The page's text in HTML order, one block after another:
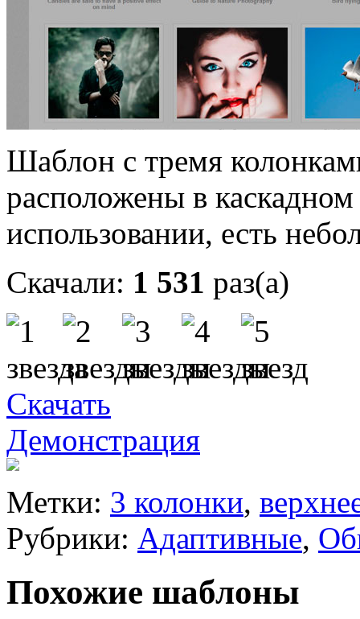
Шаблон с тремя
расположены в
использовании, есть
Скачали: 1 531 раз(а)
Скачать
Демонстрация
Метки: 3 колонки,
Рубрики: Адаптивные,
Похожие шаблоны